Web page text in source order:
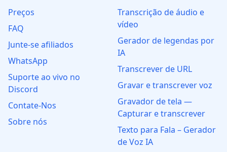
Preços
FAQ
Junte-se afiliados
WhatsApp
Suporte ao vivo no
Discord
Contate-Nos
Sobre nós
Transcrição de áudio e
vídeo
Gerador de legendas por
IA
Transcrever de URL
Gravar e transcrever voz
Gravador de tela —
Capturar e transcrever
Texto para Fala – Gerador
de Voz IA